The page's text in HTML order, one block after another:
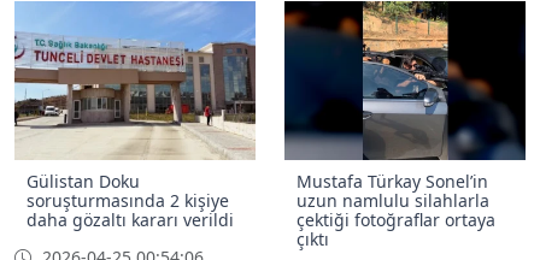
Gülistan Doku
soruşturmasında 2 kişiye
daha gözaltı kararı verildi
Mustafa Türkay Sonel’in
uzun namlulu silahlarla
çektiği fotoğraflar ortaya
çıktı